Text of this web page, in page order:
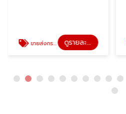
ขายส่งกระดาษอัดขึ้นรูปกันกระแทก ดูรายละเอียด